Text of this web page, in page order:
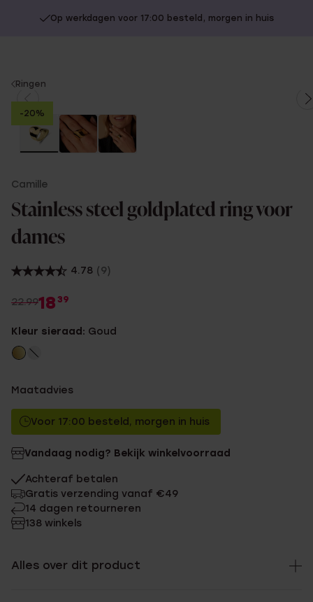
Op werkdagen voor 17:00 besteld, morgen in huis
You
are
here:
Ringen
-20%
Camille
Stainless steel goldplated ring voor
dames
4.78 (9)
22.9918 39
Kleur sieraad: Goud
Maatadvies
Voor 17:00 besteld, morgen in huis
Vandaag nodig? Bekijk winkelvoorraad
Achteraf betalen
Gratis verzending vanaf €49
14 dagen retourneren
138 winkels
Alles over dit product